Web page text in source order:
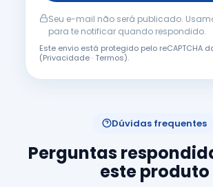
Seu e-mail não será publicado.
para te notificar quando respondido.
Este envio está protegido pelo reCAPTCHA
(Privacidade·Termos).
Dúvidas frequentes
Perguntas
este produto